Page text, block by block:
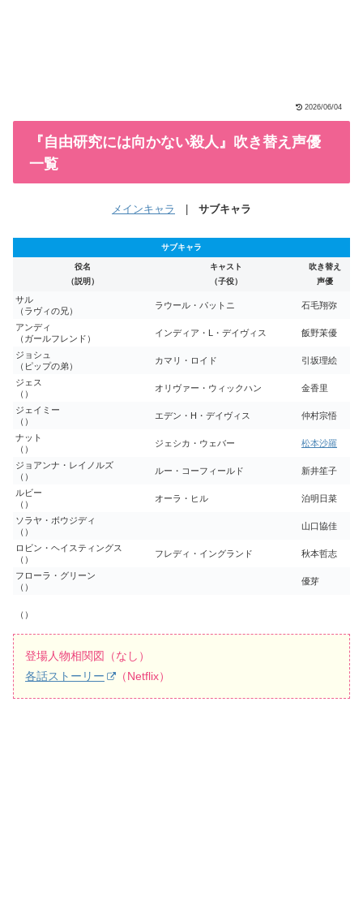
2026/06/04
『自由研究には向かない殺人』吹き替え声優
一覧
メインキャラ | サブキャラ
サブキャラ
役名
（説明）
キャスト
（子役）
吹き替え
声優
サル
（ラヴィの兄）
ラウール・パットニ 石毛翔弥
アンディ
（ガールフレンド）
インディア・L・デイヴィス 飯野茉優
ジョシュ
（ピップの弟）
カマリ・ロイド 引坂理絵
ジェス
（）
オリヴァー・ウィックハン 金香里
ジェイミー
（）
エデン・H・デイヴィス 仲村宗悟
ナット
（）
ジェシカ・ウェバー 松本沙羅
ジョアンナ・レイノルズ
（）
ルー・コーフィールド 新井笙子
ルビー
（）
オーラ・ヒル 泊明日菜
ソラヤ・ボウジディ
（）
山口協佳
ロビン・ヘイスティングス
（）
フレディ・イングランド 秋本哲志
フローラ・グリーン
（）
優芽
（）
登場人物相関図（なし）
各話ストーリー
（Netflix）